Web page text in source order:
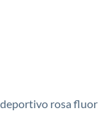
rosa fluor